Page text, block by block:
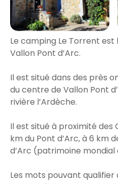
Le camping Le Torrent
Vallon Pont d’Arc.
Il est situé dans des près
du centre de Vallon Pont
rivière l’Ardèche.
Il est situé à proximité des
km du Pont d’Arc, à 6 km
d’Arc (patrimoine mondial
Les mots pouvant